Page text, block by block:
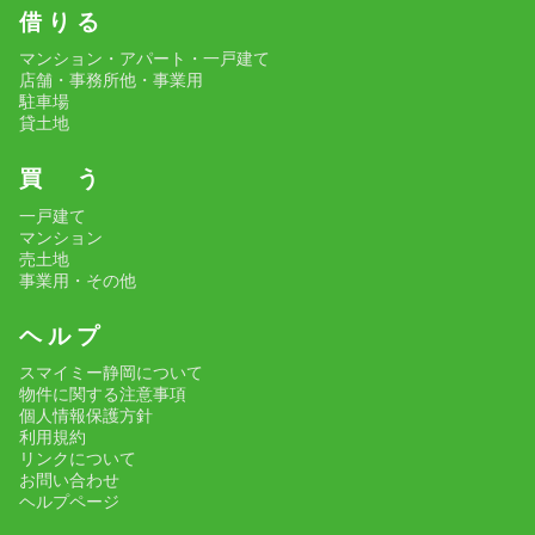
借 り る
マンション・アパート・一戸建て
店舗・事務所他・事業用
駐車場
貸土地
買 う
一戸建て
マンション
売土地
事業用・その他
ヘ ル プ
スマイミー静岡について
物件に関する注意事項
個人情報保護方針
利用規約
リンクについて
お問い合わせ
ヘルプページ